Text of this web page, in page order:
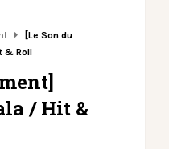
[Le Son du
& Roll
/ Hit &